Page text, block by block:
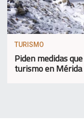
TURISMO
Piden medidas
turismo en Mérida